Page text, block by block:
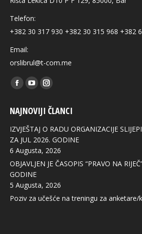
Telefon:
+382 30 317 930 +382 30 315 968 +382
Email:
orslibrul@t-com.me
Find us on:
Facebook
opens
in
new
window
YouTube
opens
in
new
window
Instagram
opens
in
new
window
NAJNOVIJI ČLANCI
IZVJEŠTAJ O RADU ORGANIZACIJE
ZA JUL 2026. GODINE
6 Augusta, 2026
OBJAVLJEN JE ČASOPIS “PRAVO NA
GODINE
5 Augusta, 2026
Poziv za učešće na treningu za anketare/